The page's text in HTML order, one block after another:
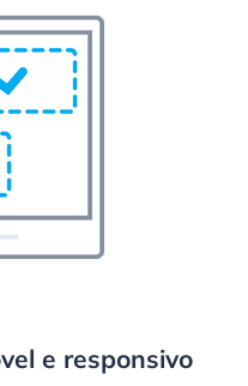
e responsivo